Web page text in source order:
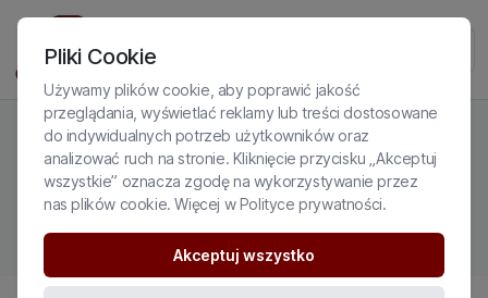
PRZEMOC DOMOWA
Pliki Cookie
Używamy plików cookie, aby poprawić jakość
przeglądania, wyświetlać reklamy lub treści dostosowane
do indywidualnych potrzeb użytkowników oraz
analizować ruch na stronie. Kliknięcie przycisku „Akceptuj
wszystkie” oznacza zgodę na wykorzystywanie przez
nas plików cookie. Więcej wPolityce prywatności.
Akceptuj wszystko